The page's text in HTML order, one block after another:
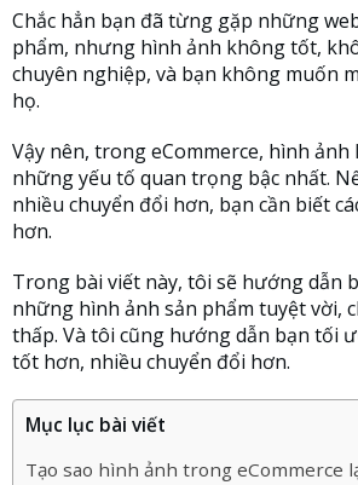
Chắc hẳn bạn đã từng gặp những
phẩm, nhưng hình ảnh không tốt,
chuyên nghiệp, và bạn không muốn
họ.
Vậy nên, trong eCommerce, hình
những yếu tố quan trọng bậc nhất.
nhiều chuyển đổi hơn, bạn cần biết
hơn.
Trong bài viết này, tôi sẽ hướng dẫn
những hình ảnh sản phẩm tuyệt vời,
thấp. Và tôi cũng hướng dẫn bạn tối
tốt hơn, nhiều chuyển đổi hơn.
Mục lục bài viết
Tạo sao hình ảnh trong eCommerce